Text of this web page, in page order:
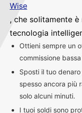
Wise
, che solitamente
tecnologia
Ottieni sempre un
commissione
Sposti il tuo
spesso ancora più
solo alcuni minuti.
I tuoi soldi sono